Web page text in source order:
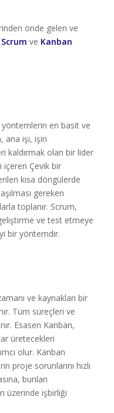
önde gelen ve
Scrum ve Kanban
en basit ve
ana işi, işin
kaldırmak olan bir lider
içeren Çevik bir
kısa döngülerde
gereken
toplanır. Scrum,
ve test etmeye
bir yöntemdir.
ve kaynakları bir
Tüm süreçleri ve
Esasen Kanban,
üretecekleri
olur. Kanban
proje sorunlarını hızlı
bunları
üzerinde işbirliği